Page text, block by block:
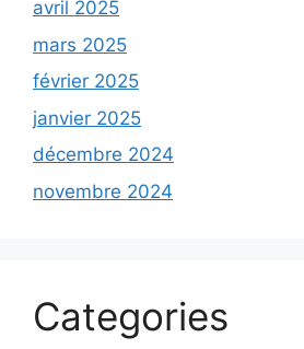
avril 2025
mars 2025
février 2025
janvier 2025
décembre 2024
novembre 2024
Categories